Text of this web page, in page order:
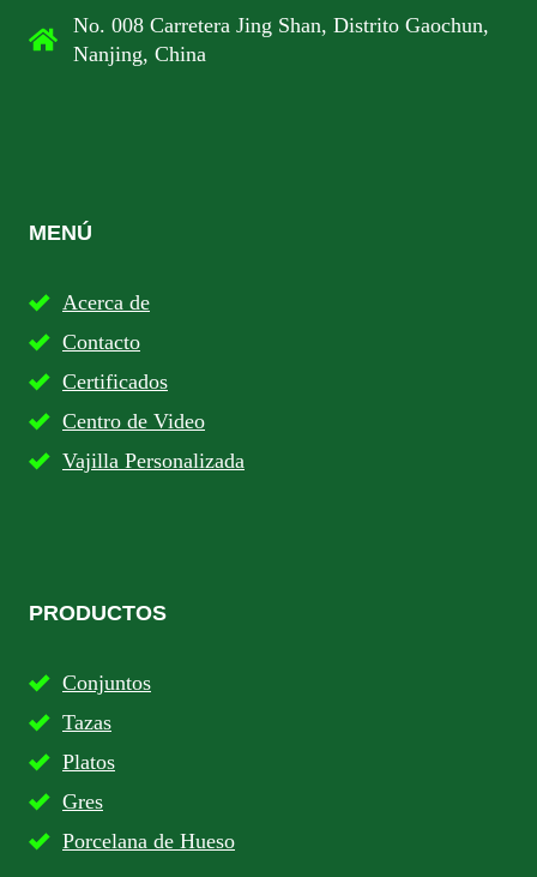
No. 008 Carretera Jing Shan, Distrito Gaochun,
Nanjing, China
MENÚ
Acerca de
Contacto
Certificados
Centro de Video
Vajilla Personalizada
PRODUCTOS
Conjuntos
Tazas
Platos
Gres
Porcelana de Hueso